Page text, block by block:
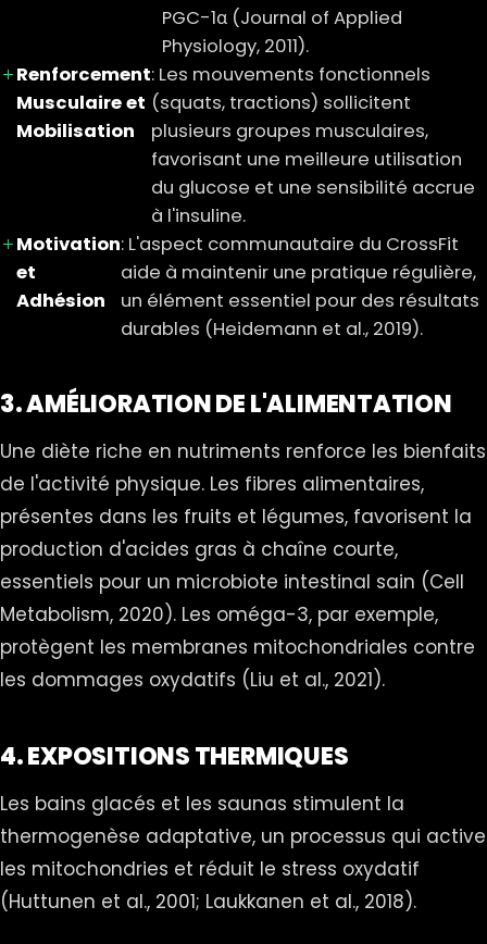
PGC-1α (Journal of Applied
Physiology, 2011).
Renforcement
Musculaire et
Mobilisation
: Les mouvements fonctionnels
(squats, tractions) sollicitent
plusieurs groupes musculaires,
favorisant une meilleure utilisation
du glucose et une sensibilité accrue
à l'insuline.
Motivation
et
Adhésion
: L'aspect communautaire du CrossFit
aide à maintenir une pratique régulière,
un élément essentiel pour des résultats
durables (Heidemann et al., 2019).
3. AMÉLIORATION DE L'ALIMENTATION
Une diète riche en nutriments renforce les bienfaits
de l'activité physique. Les fibres alimentaires,
présentes dans les fruits et légumes, favorisent la
production d'acides gras à chaîne courte,
essentiels pour un microbiote intestinal sain (Cell
Metabolism, 2020). Les oméga-3, par exemple,
protègent les membranes mitochondriales contre
les dommages oxydatifs (Liu et al., 2021).
4. EXPOSITIONS THERMIQUES
Les bains glacés et les saunas stimulent la
thermogenèse adaptative, un processus qui active
les mitochondries et réduit le stress oxydatif
(Huttunen et al., 2001; Laukkanen et al., 2018).